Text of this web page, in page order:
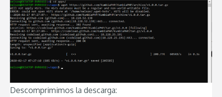
Descomprimimos la descarga: